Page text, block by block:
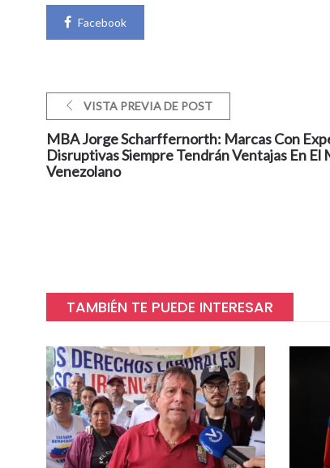
Facebook
VISTA PREVIA DE POST
MBA Jorge Scharffernorth: Marcas Con
Disruptivas Siempre Tendrán Ventajas En El
Venezolano
TAMBIÉN TE PUEDE INTERESAR